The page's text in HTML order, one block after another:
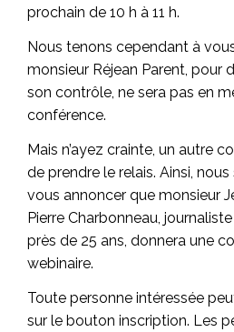
prochain de 10 h à 11 h.
Nous tenons cependant à
monsieur Réjean Parent, pour
son contrôle, ne sera pas en
conférence.
Mais n’ayez crainte, un autre
de prendre le relais. Ainsi,
vous annoncer que monsieur
Pierre Charbonneau,
près de 25 ans, donnera une
webinaire.
Toute personne intéressée
sur le bouton inscription. Les